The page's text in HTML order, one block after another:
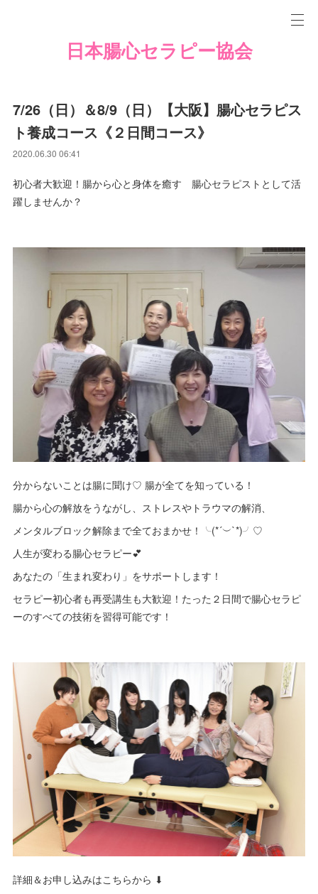
日本腸心セラピー協会
7/26（日）＆8/9（日）【大阪】腸心セラピス
ト養成コース《２日間コース》
2020.06.30 06:41
初心者大歓迎！腸から心と身体を癒す 腸心セラピストとして活
躍しませんか？
分からないことは腸に聞け♡ 腸が全てを知っている！
腸から心の解放をうながし、ストレスやトラウマの解消、
メンタルブロック解除まで全ておまかせ！╰(*´︶`*)╯♡
人生が変わる腸心セラピー💕
あなたの「生まれ変わり」をサポートします！
セラピー初心者も再受講生も大歓迎！たった２日間で腸心セラピ
ーのすべての技術を習得可能です！
詳細＆お申し込みはこちらから ⬇